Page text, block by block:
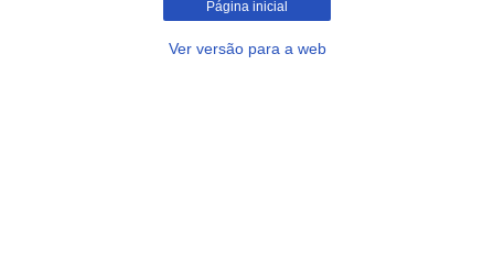
Página inicial
Ver versão para a web